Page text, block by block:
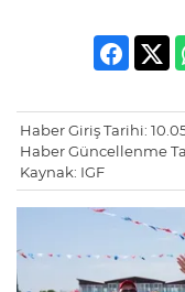
Haber Giriş Tarihi:
Haber Güncellenme
Kaynak: IGF